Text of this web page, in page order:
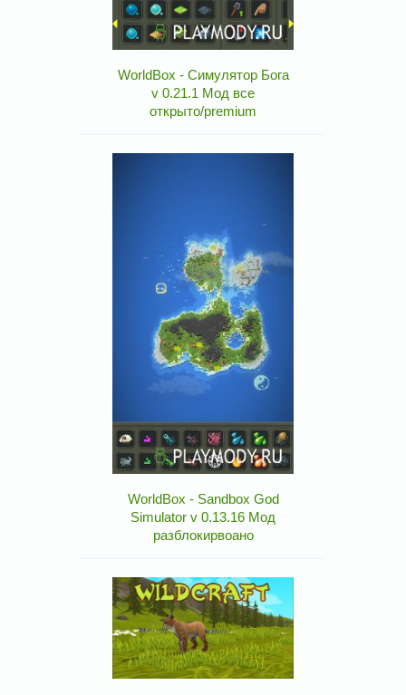
WorldBox - Симулятор Бога
v 0.21.1 Мод все
открыто/premium
WorldBox - Sandbox God
Simulator v 0.13.16 Мод
разблокирвоано